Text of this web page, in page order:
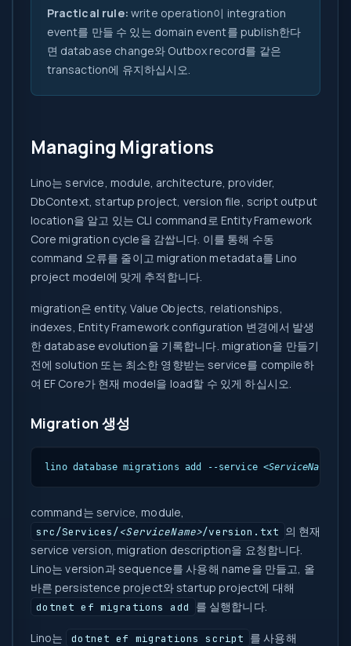
Practical rule: write operation이 integration
event를 만들 수 있는 domain event를 publish한다
면 database change와 Outbox record를 같은
transaction에 유지하십시오.
Managing Migrations
Lino는 service, module, architecture, provider,
DbContext, startup project, version file, script output
location을 알고 있는 CLI command로 Entity Framework
Core migration cycle을 감쌉니다. 이를 통해 수동
command 오류를 줄이고 migration metadata를 Lino
project model에 맞게 추적합니다.
migration은 entity, Value Objects, relationships,
indexes, Entity Framework configuration 변경에서 발생
한 database evolution을 기록합니다. migration을 만들기
전에 solution 또는 최소한 영향받는 service를 compile하
여 EF Core가 현재 model을 load할 수 있게 하십시오.
Migration 생성
lino database migrations add --service <ServiceName>
command는 service, module,
src/Services/<ServiceName>/version.txt 의 현재
service version, migration description을 요청합니다.
Lino는 version과 sequence를 사용해 name을 만들고, 올
바른 persistence project와 startup project에 대해
dotnet ef migrations add 를 실행합니다.
Lino는 dotnet ef migrations script 를 사용해